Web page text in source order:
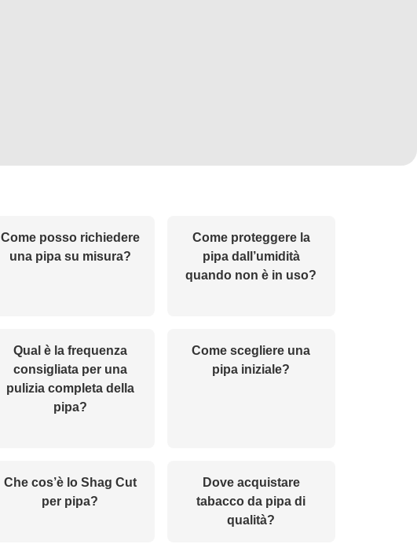
Come posso richiedere
una pipa su misura?
Come proteggere la
pipa dall’umidità
quando non è in uso?
Qual è la frequenza
consigliata per una
pulizia completa della
pipa?
Come scegliere una
pipa iniziale?
Che cos’è lo Shag Cut
per pipa?
Dove acquistare
tabacco da pipa di
qualità?